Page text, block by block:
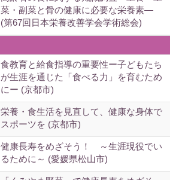
菜・副菜と骨の健康に必要な栄養素―
(第67回日本栄養改善学会学術総会)
食教育と給食指導の重要性ー子どもたち
が生涯を通じた「食べる力」を育むため
にー (京都市)
栄養・食生活を見直して、健康な身体で
スポーツを (京都市)
健康長寿をめざそう！ ～生涯現役でい
るために～ (愛媛県松山市)